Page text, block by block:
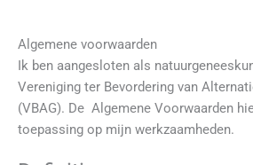
Algemene voorwaarden
Ik ben aangesloten als
Vereniging ter Bevordering van
(VBAG). De Algemene Voorwaarden
toepassing op mijn werkzaamheden.